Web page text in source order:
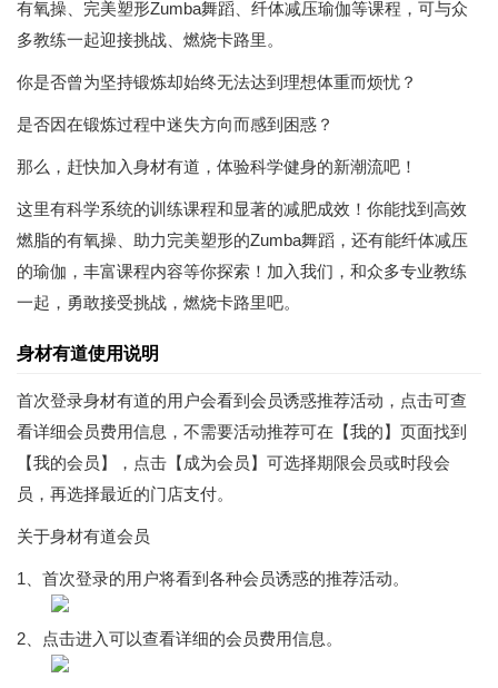
有氧操、完美塑形Zumba舞蹈、纤体减压瑜伽等课程，可与众
多教练一起迎接挑战、燃烧卡路里。
你是否曾为坚持锻炼却始终无法达到理想体重而烦忧？
是否因在锻炼过程中迷失方向而感到困惑？
那么，赶快加入身材有道，体验科学健身的新潮流吧！
这里有科学系统的训练课程和显著的减肥成效！你能找到高效
燃脂的有氧操、助力完美塑形的Zumba舞蹈，还有能纤体减压
的瑜伽，丰富课程内容等你探索！加入我们，和众多专业教练
一起，勇敢接受挑战，燃烧卡路里吧。
身材有道使用说明
首次登录身材有道的用户会看到会员诱惑推荐活动，点击可查
看详细会员费用信息，不需要活动推荐可在【我的】页面找到
【我的会员】，点击【成为会员】可选择期限会员或时段会
员，再选择最近的门店支付。
关于身材有道会员
1、首次登录的用户将看到各种会员诱惑的推荐活动。
2、点击进入可以查看详细的会员费用信息。